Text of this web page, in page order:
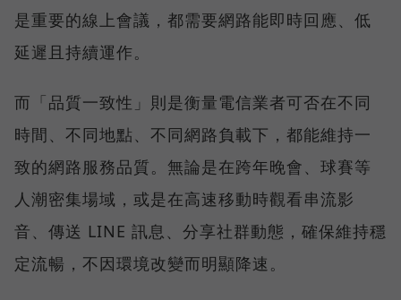
是重要的線上會議，都需要網路能即時回應、低
延遲且持續運作。
而「品質一致性」則是衡量電信業者可否在不同
時間、不同地點、不同網路負載下，都能維持一
致的網路服務品質。無論是在跨年晚會、球賽等
人潮密集場域，或是在高速移動時觀看串流影
音、傳送 LINE 訊息、分享社群動態，確保維持穩
定流暢，不因環境改變而明顯降速。